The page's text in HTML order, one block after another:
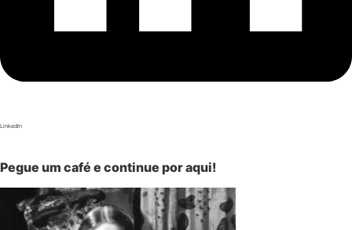
LinkedIn
Pegue um café e continue por aqui!